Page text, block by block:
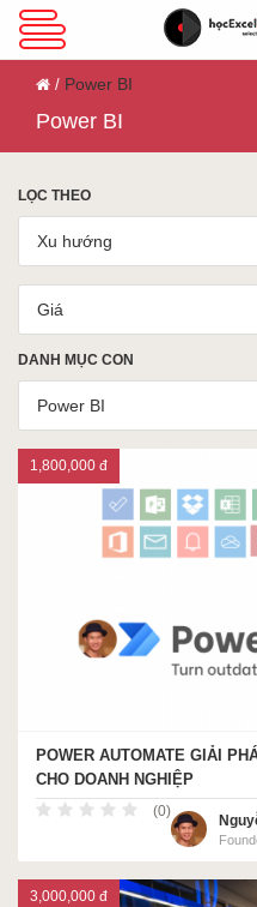
VBA Excel
Excel Cơ Bản
Excel Nâng Cao
Excel Kế Toán
Powerpoint
Google Sheet
Word
MOS
Power BI
Power BI
LỌC THEO
Xu hướng
Giá
DANH MỤC CON
Power BI
POWER AUTOMATE GIẢI
CHO DOANH NGHIỆP
(0)
1,800,000 đ
3,000,000 đ